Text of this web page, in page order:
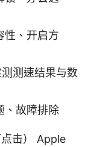
性、开启方
测速结果与数
、故障排除
击） Apple